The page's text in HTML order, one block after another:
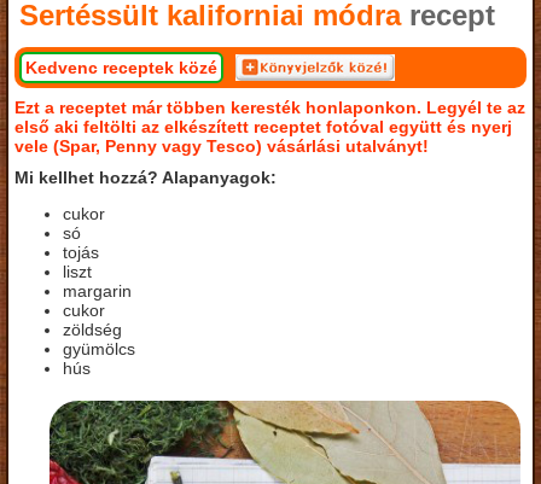
Sertéssült kaliforniai módrarecept
Kedvenc receptek közé
Ezt a receptet már többen keresték honlaponkon. Legyél te az
első aki feltölti az elkészített receptet fotóval együtt és nyerj
vele (Spar, Penny vagy Tesco) vásárlási utalványt!
Mi kellhet hozzá? Alapanyagok:
cukor
só
tojás
liszt
margarin
cukor
zöldség
gyümölcs
hús